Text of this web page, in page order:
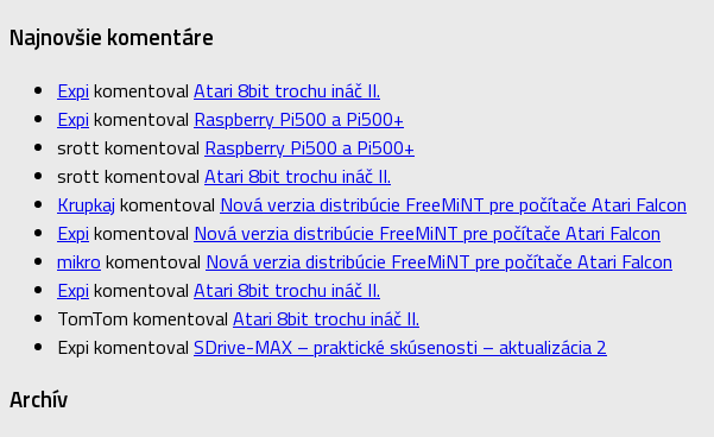
Najnovšie komentáre
Expi komentoval Atari 8bit trochu ináč II.
Expi komentoval Raspberry Pi500 a Pi500+
srott komentoval Raspberry Pi500 a Pi500+
srott komentoval Atari 8bit trochu ináč II.
Krupkaj komentoval Nová verzia distribúcie FreeMiNT pre počítače Atari Falcon
Expi komentoval Nová verzia distribúcie FreeMiNT pre počítače Atari Falcon
mikro komentoval Nová verzia distribúcie FreeMiNT pre počítače Atari Falcon
Expi komentoval Atari 8bit trochu ináč II.
TomTom komentoval Atari 8bit trochu ináč II.
Expi komentoval SDrive-MAX – praktické skúsenosti – aktualizácia 2
Archív